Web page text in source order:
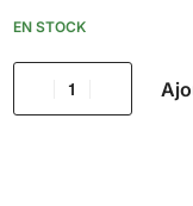
EN STOCK